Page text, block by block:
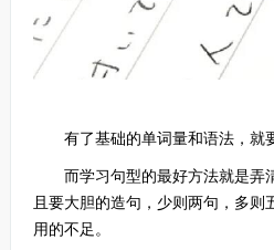
有了基础的单词量和语法，就
而学习句型的最好方法就是弄
且要大胆的造句，少则两句，多则
用的不足。